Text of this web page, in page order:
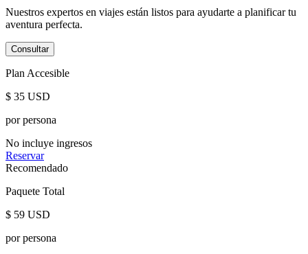
Nuestros expertos en viajes están listos para ayudarte a planificar tu
aventura perfecta.
Consultar
Plan Accesible
$ 35 USD
por persona
No incluye ingresos
Reservar
Recomendado
Paquete Total
$ 59 USD
por persona